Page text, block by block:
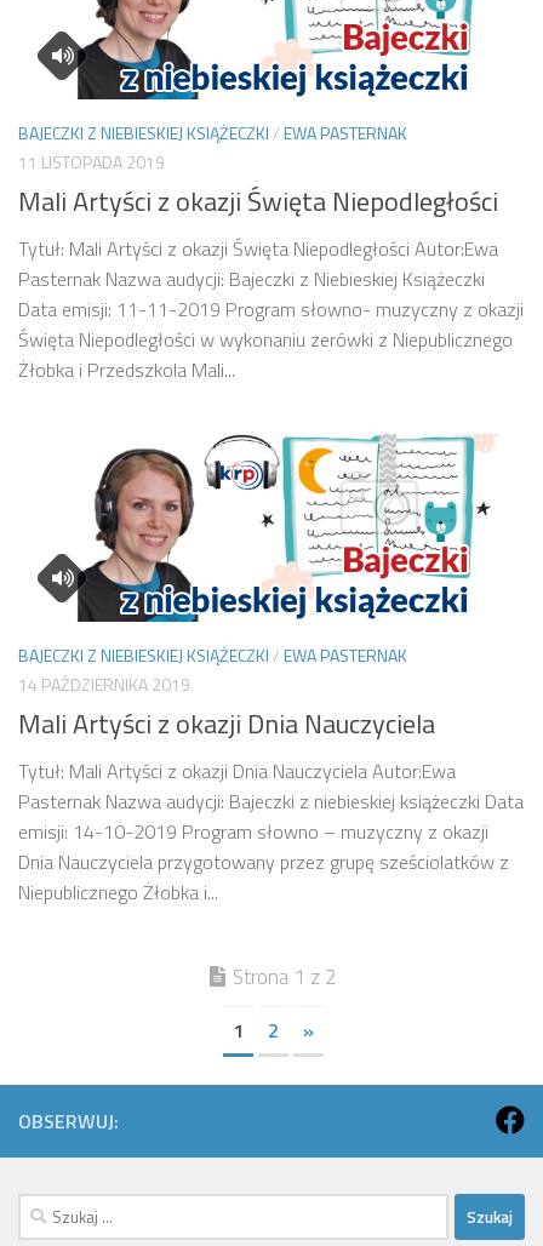
BAJECZKI Z NIEBIESKIEJ KSIĄŻECZKI/EWA PASTERNAK
11 LISTOPADA 2019
Mali Artyści z okazji Święta Niepodległości
Tytuł: Mali Artyści z okazji Święta Niepodległości Autor:Ewa
Pasternak Nazwa audycji: Bajeczki z Niebieskiej Książeczki
Data emisji: 11-11-2019 Program słowno- muzyczny z okazji
Święta Niepodległości w wykonaniu zerówki z Niepublicznego
Żłobka i Przedszkola Mali...
BAJECZKI Z NIEBIESKIEJ KSIĄŻECZKI/EWA PASTERNAK
14 PAŹDZIERNIKA 2019
Mali Artyści z okazji Dnia Nauczyciela
Tytuł: Mali Artyści z okazji Dnia Nauczyciela Autor:Ewa
Pasternak Nazwa audycji: Bajeczki z niebieskiej książeczki Data
emisji: 14-10-2019 Program słowno – muzyczny z okazji
Dnia Nauczyciela przygotowany przez grupę sześciolatków z
Niepublicznego Żłobka i...
Strona 1 z 2
1 2 »
OBSERWUJ:
Szukaj: